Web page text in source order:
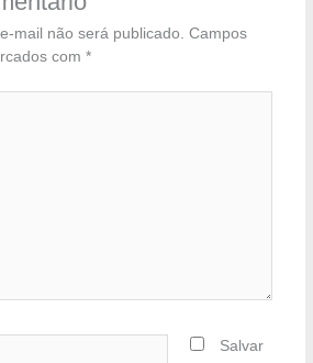
mail não será publicado. Campos
com *
Salvar